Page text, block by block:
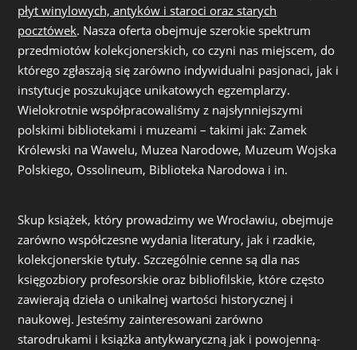
płyt winylowych, antyków i staroci oraz starych
pocztówek. Nasza oferta obejmuje szerokie spektrum
przedmiotów kolekcjonerskich, co czyni nas miejscem, do
którego zgłaszają się zarówno indywidualni pasjonaci, jak i
instytucje poszukujące unikatowych egzemplarzy.
Wielokrotnie współpracowaliśmy z najsłynniejszymi
polskimi bibliotekami i muzeami – takimi jak: Zamek
Królewski na Wawelu, Muzea Narodowe, Muzeum Wojska
Polskiego, Ossolineum, Biblioteka Narodowa i in.
Skup książek, który prowadzimy we Wrocławiu, obejmuje
zarówno współczesne wydania literatury, jak i rzadkie,
kolekcjonerskie tytuły. Szczególnie cenne są dla nas
księgozbiory profesorskie oraz bibliofilskie, które często
zawierają dzieła o unikalnej wartości historycznej i
naukowej. Jesteśmy zainteresowani zarówno
starodrukami i książka antykwaryczną jak i powojenną-